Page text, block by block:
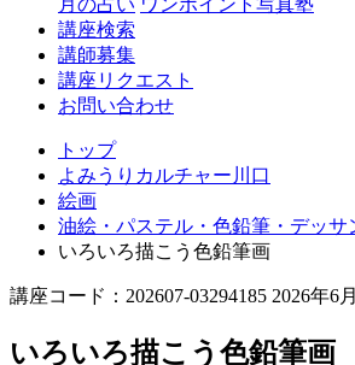
講座検索
講師募集
講座リクエスト
お問い合わせ
トップ
よみうりカルチャー川口
絵画
油絵・パステル・色鉛筆・デッサ
いろいろ描こう色鉛筆画
講座コード：202607-03294185 2026年6
いろいろ描こう色鉛筆画